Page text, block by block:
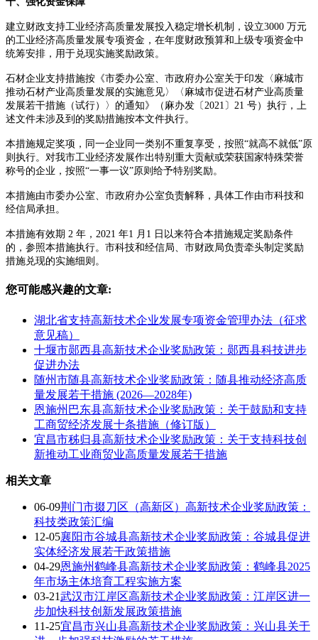
建立财政支持工业经济高质量发展投入稳定增长机制，设立3000 万元
的工业经济高质量发展专项资金，在年度财政预算和上级专项资金中
统筹安排，用于兑现实施奖励政策。
石材企业支持措施按《市委办公室、市政府办公室关于印发〈麻城市
推动石材产业高质量发展的实施意见〉〈麻城市促进石材产业高质量
发展若干措施（试行）〉的通知》（麻办发〔2021〕21 号）执行，上
述文件未涉及到的奖励措施按本文件执行。
本措施规定奖项，同一企业同一类别不重复享受，按照“就高不就低”原
则执行。对我市工业经济发展作出特别重大贡献或荣获国家特殊荣誉
称号的企业，按照“一事一议”原则给予特别奖励。
本措施由市委办公室、市政府办公室负责解释，具体工作由市科技和
经信局承担。
本措施有效期 2 年，2021 年1 月1 日以来符合本措施规定奖励条件
的，参照本措施执行。市科技和经信局、市财政局负责牵头制定奖励
措施兑现的实施细则。
您可能感兴趣的文章:
湖北省支持高新技术企业发展专项资金管理办法（征求
意见稿）
十堰市郧西县高新技术企业奖励政策：郧西县科技进步
促进办法
随州市随县高新技术企业奖励政策：随县推动经济高质
量发展若干措施 (2026—2028年)
恩施州巴东县高新技术企业奖励政策：关于鼓励和支持
工商贸经济发展十条措施（修订版）
宜昌市秭归县高新技术企业奖励政策：关于支持科技创
新推动工业商贸业高质量发展若干措施
相关文章
06-09荆门市掇刀区（高新区）高新技术企业奖励政策：
科技类政策汇编
12-05襄阳市谷城县高新技术企业奖励政策：谷城县促进
实体经济发展若干政策措施
04-29恩施州鹤峰县高新技术企业奖励政策：鹤峰县2025
年市场主体培育工程实施方案
03-21武汉市江岸区高新技术企业奖励政策：江岸区进一
步加快科技创新发展政策措施
11-25宜昌市兴山县高新技术企业奖励政策：兴山县关于